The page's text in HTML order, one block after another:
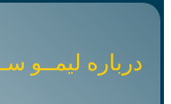
درباره لیمــو